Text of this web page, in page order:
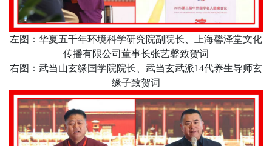
左图：华夏五千年环境科学研究院副院长、上海馨泽堂文化
传播有限公司董事长张艺馨致贺词
右图：武当山玄缘国学院院长、武当玄武派14代养生导师玄
缘子致贺词